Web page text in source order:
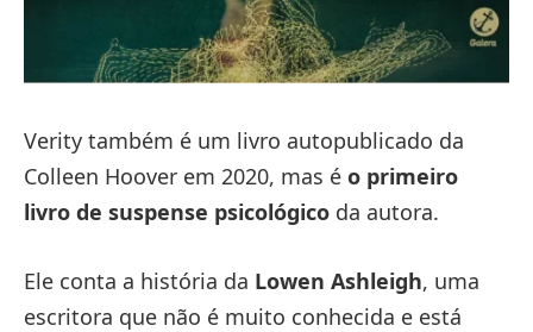
Verity também é um livro autopublicado da
Colleen Hoover em 2020, mas é o primeiro
livro de suspense psicológico da autora.
Ele conta a história da Lowen Ashleigh, uma
escritora que não é muito conhecida e está